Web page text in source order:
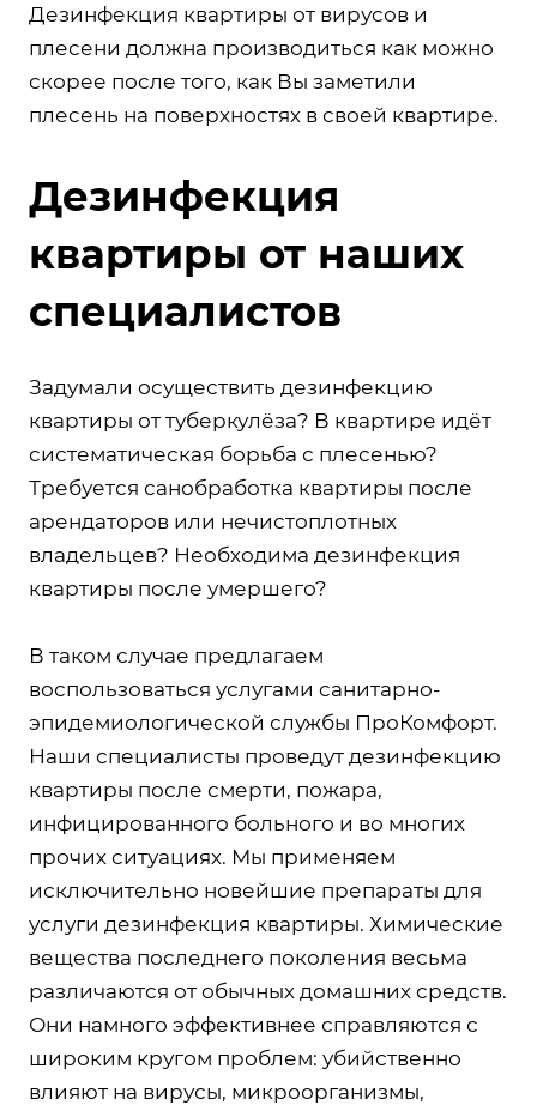
Дезинфекция квартиры от вирусов и
плесени должна производиться как можно
скорее после того, как Вы заметили
плесень на поверхностях в своей квартире.
Дезинфекция
квартиры от наших
специалистов
Задумали осуществить дезинфекцию
квартиры от туберкулёза? В квартире идёт
систематическая борьба с плесенью?
Требуется санобработка квартиры после
арендаторов или нечистоплотных
владельцев? Необходима дезинфекция
квартиры после умершего?
В таком случае предлагаем
воспользоваться услугами санитарно-
эпидемиологической службы ПроКомфорт.
Наши специалисты проведут дезинфекцию
квартиры после смерти, пожара,
инфицированного больного и во многих
прочих ситуациях. Мы применяем
исключительно новейшие препараты для
услуги дезинфекция квартиры. Химические
вещества последнего поколения весьма
различаются от обычных домашних средств.
Они намного эффективнее справляются с
широким кругом проблем: убийственно
влияют на вирусы, микроорганизмы,